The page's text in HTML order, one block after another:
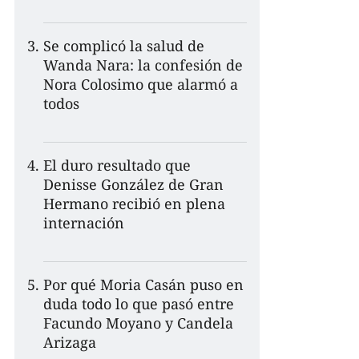
Se complicó la salud de
Wanda Nara: la confesión de
Nora Colosimo que alarmó a
todos
El duro resultado que
Denisse González de Gran
Hermano recibió en plena
internación
Por qué Moria Casán puso en
duda todo lo que pasó entre
Facundo Moyano y Candela
Arizaga